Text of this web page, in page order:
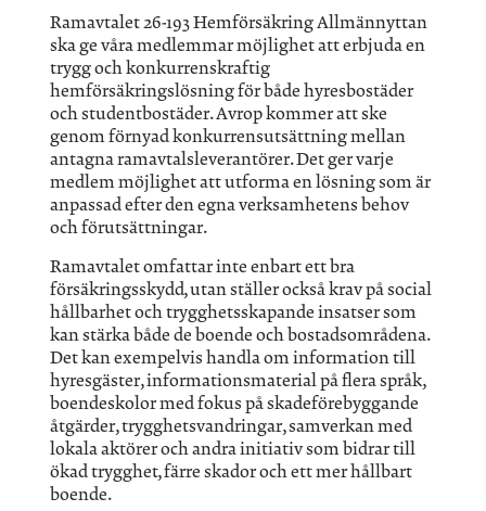
Ramavtalet 26-193 Hemförsäkring Allmännyttan
ska ge våra medlemmar möjlighet att erbjuda en
trygg och konkurrenskraftig
hemförsäkringslösning för både hyresbostäder
och studentbostäder. Avrop kommer att ske
genom förnyad konkurrensutsättning mellan
antagna ramavtalsleverantörer. Det ger varje
medlem möjlighet att utforma en lösning som är
anpassad efter den egna verksamhetens behov
och förutsättningar.
Ramavtalet omfattar inte enbart ett bra
försäkringsskydd, utan ställer också krav på social
hållbarhet och trygghetsskapande insatser som
kan stärka både de boende och bostadsområdena.
Det kan exempelvis handla om information till
hyresgäster, informationsmaterial på flera språk,
boendeskolor med fokus på skadeförebyggande
åtgärder, trygghetsvandringar, samverkan med
lokala aktörer och andra initiativ som bidrar till
ökad trygghet, färre skador och ett mer hållbart
boende.